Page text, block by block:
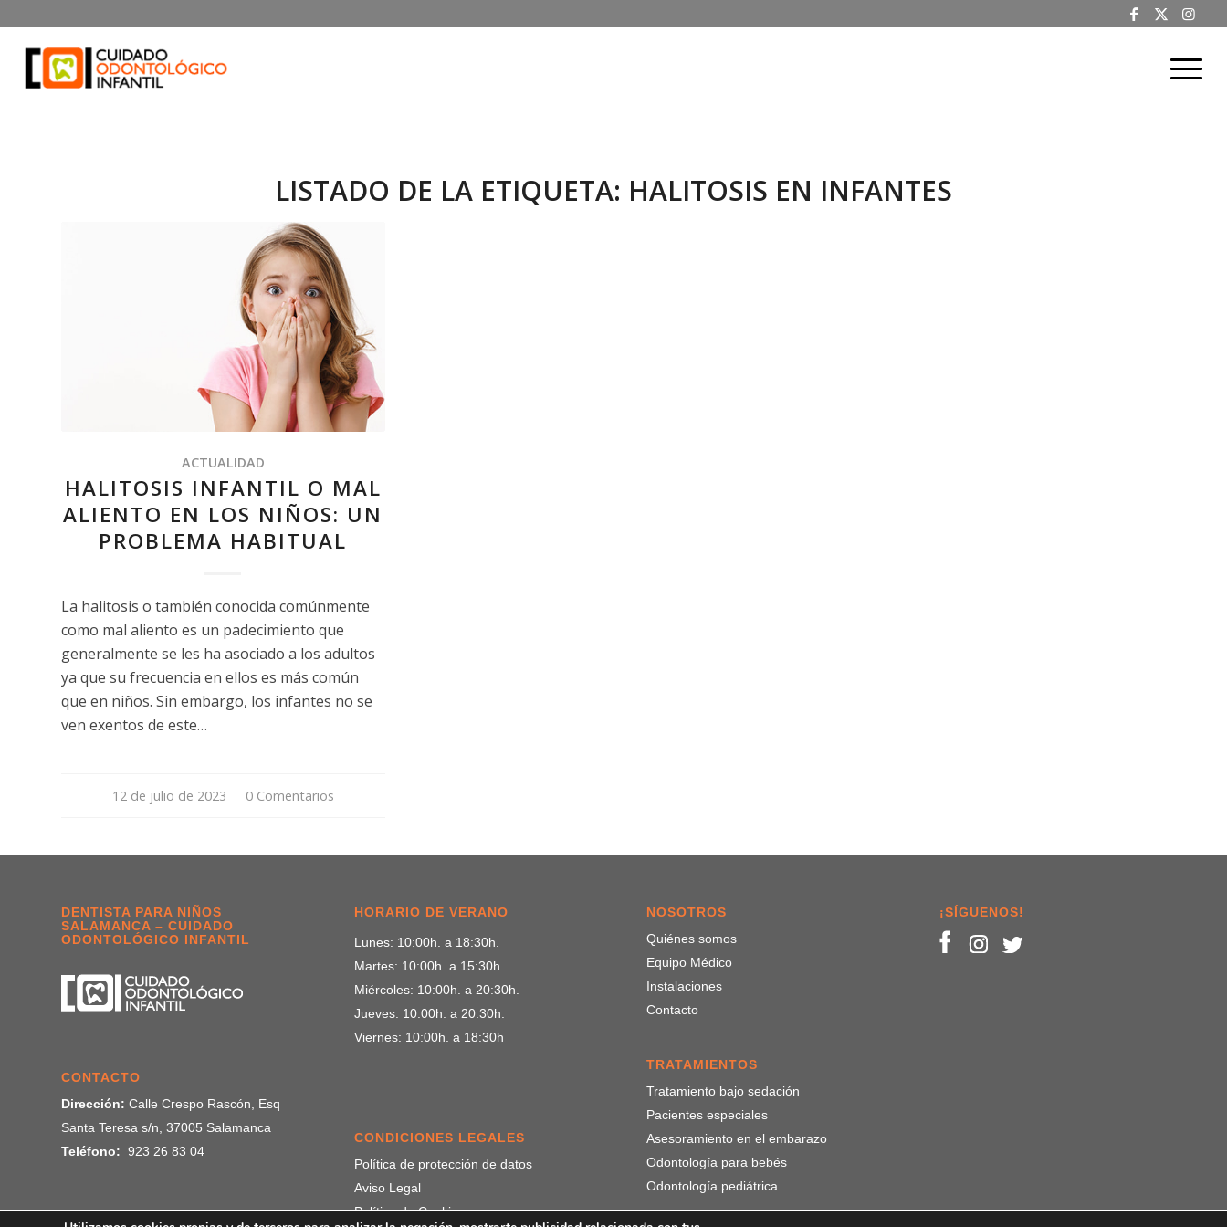
LISTADO DE LA ETIQUETA: HALITOSIS EN INFANTES
ACTUALIDAD
HALITOSIS INFANTIL O MAL
ALIENTO EN LOS NIÑOS: UN
PROBLEMA HABITUAL
La halitosis o también conocida comúnmente
como mal aliento es un padecimiento que
generalmente se les ha asociado a los adultos
ya que su frecuencia en ellos es más común
que en niños. Sin embargo, los infantes no se
ven exentos de este…
12 de julio de 2023
/ 0 Comentarios
DENTISTA PARA NIÑOS
SALAMANCA – CUIDADO
ODONTOLÓGICO INFANTIL
CONTACTO
Dirección: Calle Crespo Rascón, Esq
Santa Teresa s/n, 37005 Salamanca
Teléfono: 923 26 83 04
HORARIO DE VERANO
Lunes: 10:00h. a 18:30h.
Martes: 10:00h. a 15:30h.
Miércoles: 10:00h. a 20:30h.
Jueves: 10:00h. a 20:30h.
Viernes: 10:00h. a 18:30h
CONDICIONES LEGALES
Política de protección de datos
Aviso Legal
Política de Cookies
NOSOTROS
Quiénes somos
Equipo Médico
Instalaciones
Contacto
TRATAMIENTOS
Tratamiento bajo sedación
Pacientes especiales
Asesoramiento en el embarazo
Odontología para bebés
Odontología pediátrica
¡SÍGUENOS!